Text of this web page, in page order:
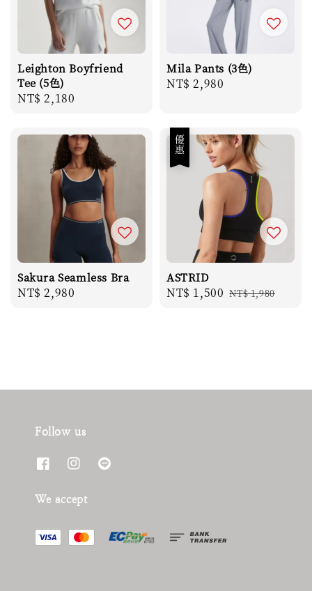
Leighton Boyfriend
Tee (5色)
Regular
NT$ 2,180
Mila Pants (3色)
Regular
NT$ 2,980
Sakura Seamless Bra
Regular
NT$ 2,980
優惠
ASTRID
Sale
NT$ 1,500 Regular
NT$ 1,980
Follow us
We accept